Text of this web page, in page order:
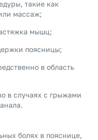
такие как
массаж;
мышц;
поясницы;
в область
в случаях с грыжами
болях в пояснице,